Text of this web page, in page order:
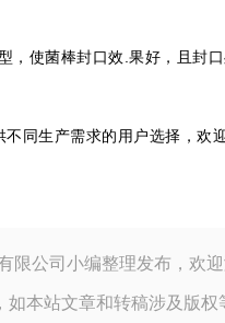
使菌棒封口效.果好，且封
生产需求的用户选择，欢迎
限公司小编整理发布，欢迎
本站文章和转稿涉及版